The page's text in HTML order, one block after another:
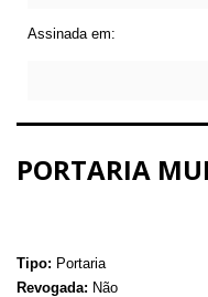
Assinada em:
PORTARIA
Tipo: Portaria
Revogada: Não